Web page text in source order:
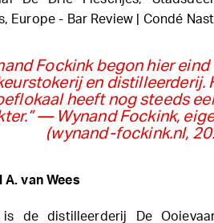
Fockink begon hier
en distilleerderij.
heeft nog steeds
— Wynand Fockink,
(wynand-fockink.nl,
A. van Wees
is de distilleerderij De